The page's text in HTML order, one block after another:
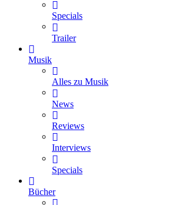
Specials
Trailer
Musik
Alles zu Musik
News
Reviews
Interviews
Specials
Bücher